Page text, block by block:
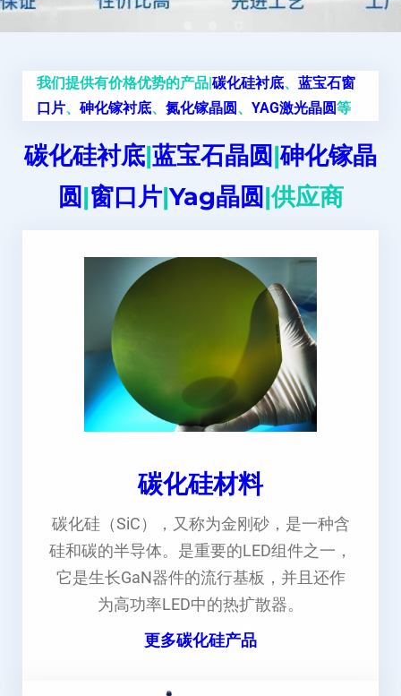
我们提供有价格优势的产品|碳化硅衬底、 蓝宝石窗
口片、 砷化镓衬底、 氮化镓晶圆、 YAG激光晶圆等
碳化硅衬底|蓝宝石晶圆|砷化镓晶
圆|窗口片|Yag晶圆|供应商
碳化硅材料
碳化硅（SiC），又称为金刚砂，是一种含
硅和碳的半导体。是重要的LED组件之一，
它是生长GaN器件的流行基板，并且还作
为高功率LED中的热扩散器。
更多碳化硅产品